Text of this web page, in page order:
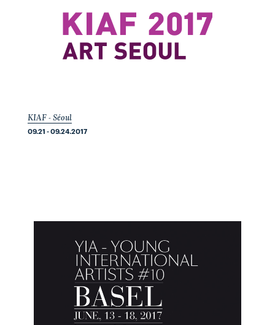
KIAF - Séoul
09.21 - 09.24.2017